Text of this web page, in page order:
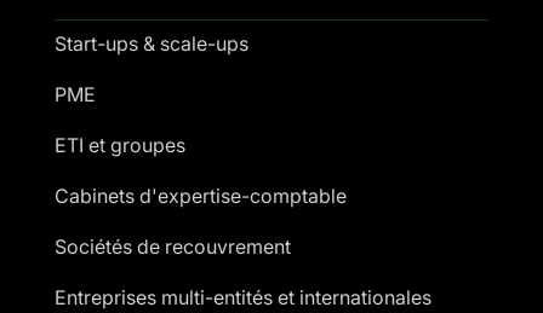
Start-ups & scale-ups
PME
ETI et groupes
Cabinets d'expertise-comptable
Sociétés de recouvrement
Entreprises multi-entités et internationales